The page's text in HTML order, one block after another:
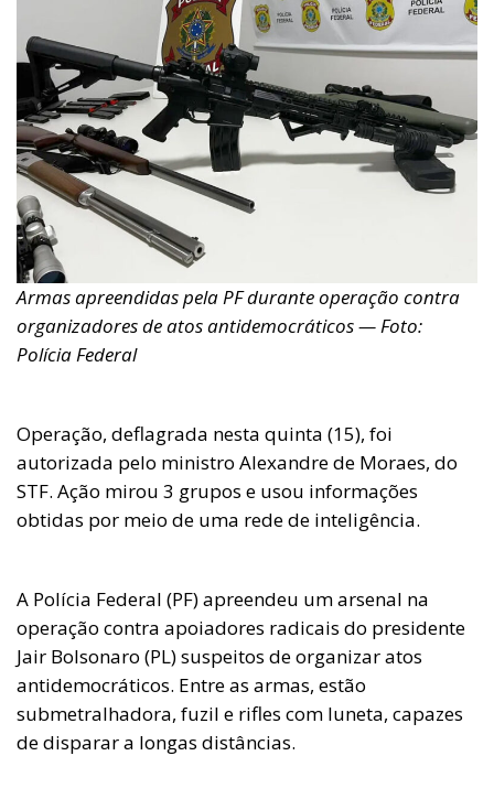
Armas apreendidas pela PF durante operação contra
organizadores de atos antidemocráticos — Foto:
Polícia Federal
Operação, deflagrada nesta quinta (15), foi
autorizada pelo ministro Alexandre de Moraes, do
STF. Ação mirou 3 grupos e usou informações
obtidas por meio de uma rede de inteligência.
A Polícia Federal (PF) apreendeu um arsenal na
operação contra apoiadores radicais do presidente
Jair Bolsonaro (PL) suspeitos de organizar atos
antidemocráticos. Entre as armas, estão
submetralhadora, fuzil e rifles com luneta, capazes
de disparar a longas distâncias.